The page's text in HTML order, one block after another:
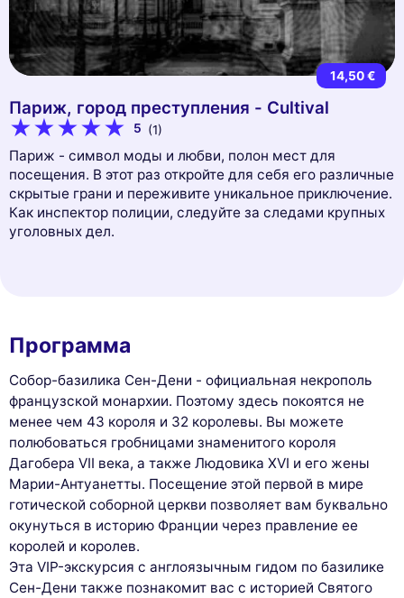
14,50 €
Париж, город преступления - Cultival
5 (1)
Париж - символ моды и любви, полон мест для
посещения. В этот раз откройте для себя его различные
скрытые грани и переживите уникальное приключение.
Как инспектор полиции, следуйте за следами крупных
уголовных дел.
Программа
Собор-базилика Сен-Дени - официальная некрополь
французской монархии. Поэтому здесь покоятся не
менее чем 43 короля и 32 королевы. Вы можете
полюбоваться гробницами знаменитого короля
Дагобера VII века, а также Людовика XVI и его жены
Марии-Антуанетты. Посещение этой первой в мире
готической соборной церкви позволяет вам буквально
окунуться в историю Франции через правление ее
королей и королев.
Эта VIP-экскурсия с англоязычным гидом по базилике
Сен-Дени также познакомит вас с историей Святого